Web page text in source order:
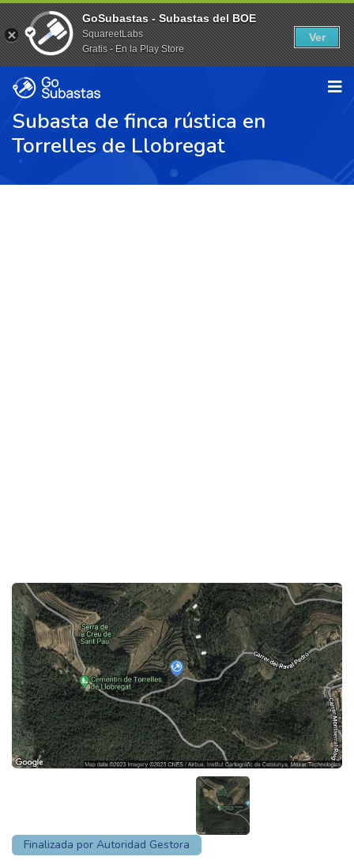
Subasta de finca rústica en
Torrelles de Llobregat
Finalizada por Autoridad Gestora
GoSubastas - Subastas del BOE
SquareetLabs
Gratis - En la Play Store
Ver